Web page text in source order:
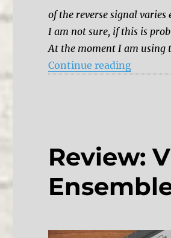
of the reverse signal varies
I am not sure, if this is
At the moment I am using
Continue reading
Review: